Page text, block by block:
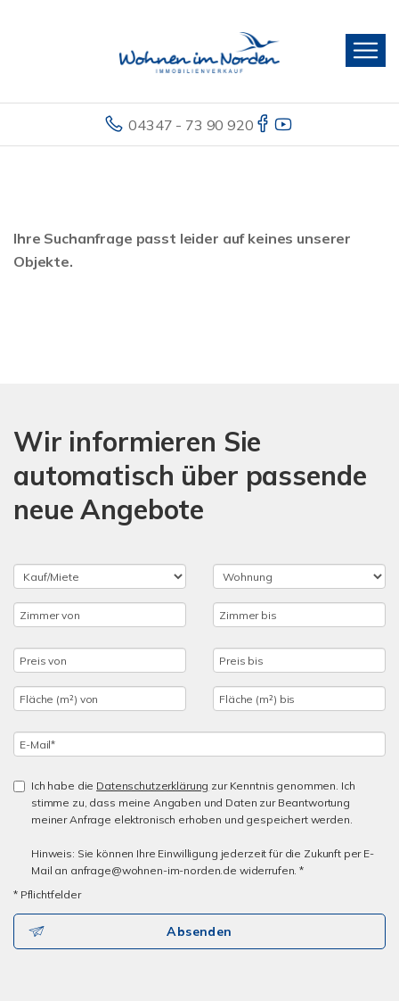
04347 - 73 90 920
Ihre Suchanfrage passt leider auf keines unserer
Objekte.
Wir informieren Sie
automatisch über passende
neue Angebote
Ich habe die Datenschutzerklärung zur Kenntnis genommen. Ich
stimme zu, dass meine Angaben und Daten zur Beantwortung
meiner Anfrage elektronisch erhoben und gespeichert werden.
Hinweis: Sie können Ihre Einwilligung jederzeit für die Zukunft per E-
Mail an anfrage@wohnen-im-norden.de widerrufen. *
* Pflichtfelder
Absenden